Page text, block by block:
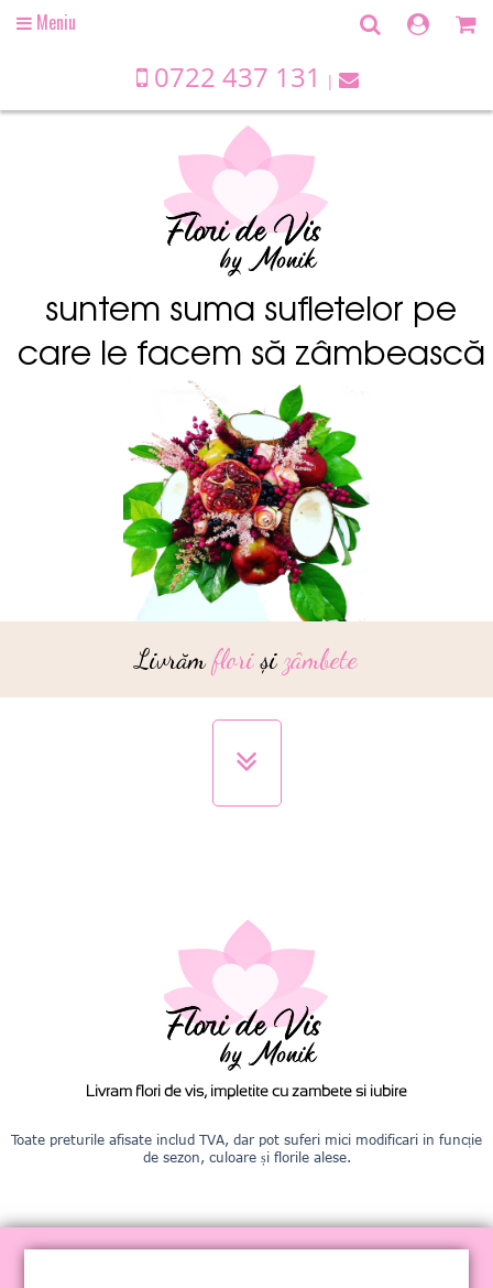
suntem suma sufletelor pe
care le facem să zâmbească
Livrămfloriși zâmbete
OpenMeniu
0722 437 131
Livram flori de vis, impletite cu zambete si iubire
Toate preturile afisate includ TVA, dar pot suferi mici modificari in funcție
de sezon, culoare și florile alese.